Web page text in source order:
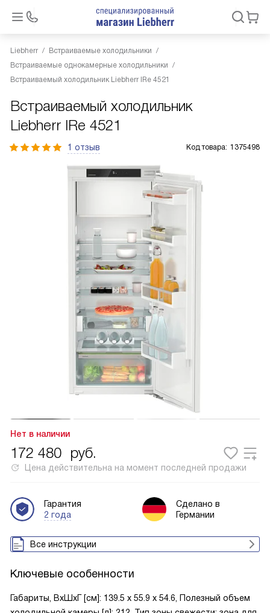
Liebherr
Встраиваемые холодильники
Встраиваемые однокамерные холодильники
Встраиваемый холодильник Liebherr IRe 4521
Встраиваемый холодильник
Liebherr IRe 4521
1 отзыв Код товара: 1375498
Нет в наличии
172 480 руб.
Цена действительна на момент последней продажи
Гарантия
2 года
Сделано в
Германии
Все инструкции
Ключевые особенности
Габариты, ВxШxГ [см]: 139.5 х 55.9 х 54.6, Полезный объем